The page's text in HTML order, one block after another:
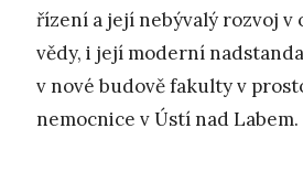
řízení a její nebývalý rozvoj v
vědy, i její moderní
v nové budově fakulty v
nemocnice v Ústí nad Labem.